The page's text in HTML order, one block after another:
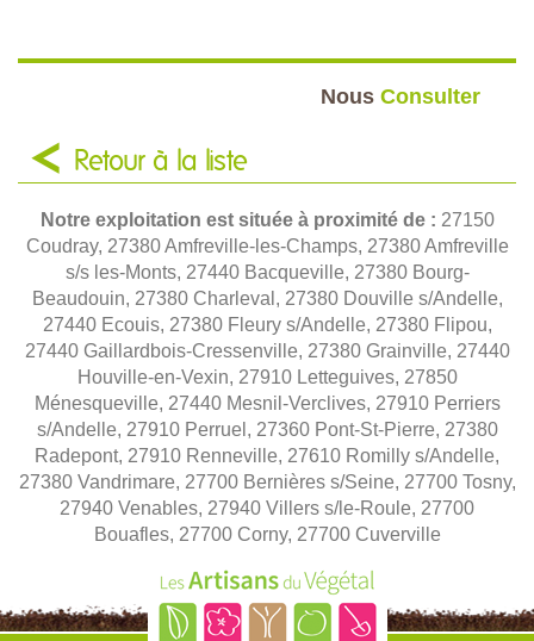
Nous Consulter
Retour à la liste
Notre exploitation est située à proximité de : 27150
Coudray, 27380 Amfreville-les-Champs, 27380 Amfreville
s/s les-Monts, 27440 Bacqueville, 27380 Bourg-
Beaudouin, 27380 Charleval, 27380 Douville s/Andelle,
27440 Ecouis, 27380 Fleury s/Andelle, 27380 Flipou,
27440 Gaillardbois-Cressenville, 27380 Grainville, 27440
Houville-en-Vexin, 27910 Letteguives, 27850
Ménesqueville, 27440 Mesnil-Verclives, 27910 Perriers
s/Andelle, 27910 Perruel, 27360 Pont-St-Pierre, 27380
Radepont, 27910 Renneville, 27610 Romilly s/Andelle,
27380 Vandrimare, 27700 Bernières s/Seine, 27700 Tosny,
27940 Venables, 27940 Villers s/le-Roule, 27700
Bouafles, 27700 Corny, 27700 Cuverville